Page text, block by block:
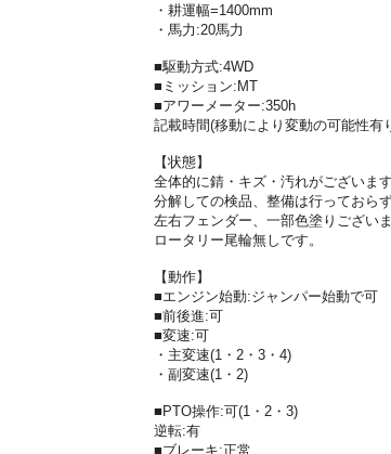
・耕運幅=1400mm
・馬力:20馬力
■駆動方式:4WD
■ミッション:MT
■アワーメーター:350h
記載時間(移動により変動の可能性有
【状態】
全体的に錆・キズ・汚れがございます
分解しての検品、整備は行っておら
左右フェンダー、一部色塗りございま
ロータリー尾輪無しです。
【動作】
■エンジン始動:ジャンパー始動で可
■前後進:可
■変速:可
・主変速(1・2・3・4)
・副変速(1・2)
■PTO操作:可(1・2・3)
逆転:有
■ブレーキ:正常